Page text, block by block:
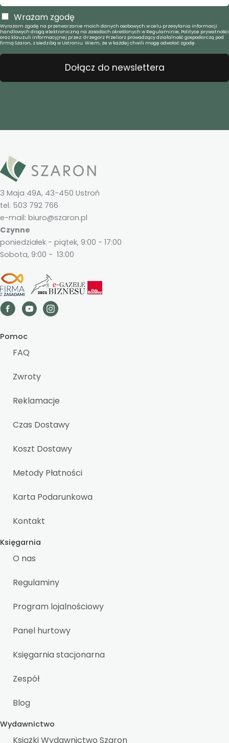
Wrażam zgodę
Wyrażam zgodę na przetwarzanie moich danych osobowych w celu przesyłania informacji
handlowych drogą elektroniczną na zasadach określonych w Regulaminie, Polityce prywatności
oraz klauzuli informacyjnej przez: Grzegorz Przeliorz prowadzący działalność gospodarczą pod
firmą Szaron, z siedzibą w Ustroniu. Wiem, że w każdej chwili mogę odwołać zgodę.
Dołącz do newslettera
3 Maja 49A, 43-450 Ustroń
tel. 503 792 766
e-mail: biuro@szaron.pl
Czynne
poniedziałek - piątek, 9:00 - 17:00
Sobota, 9:00 - 13:00
Pomoc
FAQ
Zwroty
Reklamacje
Czas Dostawy
Koszt Dostawy
Metody Płatności
Karta Podarunkowa
Kontakt
Księgarnia
O nas
Regulaminy
Program lojalnościowy
Panel hurtowy
Księgarnia stacjonarna
Zespół
Blog
Wydawnictwo
Książki Wydawnictwo Szaron